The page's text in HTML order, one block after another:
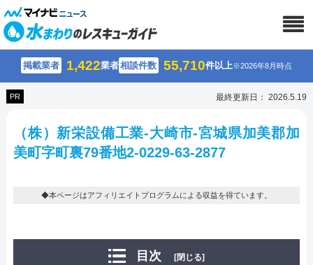
掲載業者 1,422業者相談件数 55,710件以上※2026年8月時点
PR 最終更新日： 2026.5.19
（株）新栄設備工業-大崎市-宮城県加美郡加
美町字町裏79番地2-0229-63-2877
◆本ページはアフィリエイトプログラムによる収益を得ています。
目次 [閉じる]